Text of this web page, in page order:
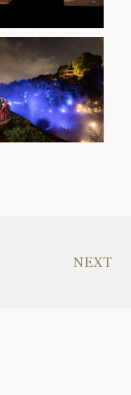
NEXT